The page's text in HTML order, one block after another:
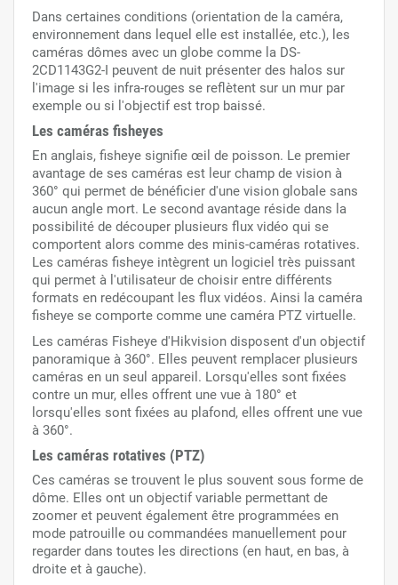
Dans certaines conditions (orientation de la caméra,
environnement dans lequel elle est installée, etc.), les
caméras dômes avec un globe comme la DS-
2CD1143G2-I peuvent de nuit présenter des halos sur
l'image si les infra-rouges se reflètent sur un mur par
exemple ou si l'objectif est trop baissé.
Les caméras fisheyes
En anglais, fisheye signifie œil de poisson. Le premier
avantage de ses caméras est leur champ de vision à
360° qui permet de bénéficier d'une vision globale sans
aucun angle mort. Le second avantage réside dans la
possibilité de découper plusieurs flux vidéo qui se
comportent alors comme des minis-caméras rotatives.
Les caméras fisheye intègrent un logiciel très puissant
qui permet à l'utilisateur de choisir entre différents
formats en redécoupant les flux vidéos. Ainsi la caméra
fisheye se comporte comme une caméra PTZ virtuelle.
Les caméras Fisheye d'Hikvision disposent d'un objectif
panoramique à 360°. Elles peuvent remplacer plusieurs
caméras en un seul appareil. Lorsqu'elles sont fixées
contre un mur, elles offrent une vue à 180° et
lorsqu'elles sont fixées au plafond, elles offrent une vue
à 360°.
Les caméras rotatives (PTZ)
Ces caméras se trouvent le plus souvent sous forme de
dôme. Elles ont un objectif variable permettant de
zoomer et peuvent également être programmées en
mode patrouille ou commandées manuellement pour
regarder dans toutes les directions (en haut, en bas, à
droite et à gauche).